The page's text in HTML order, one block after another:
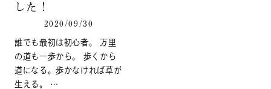
した！
2020/09/30
誰でも最初は初心者。 万里
の道も一歩から。 歩くから
道になる。歩かなければ草が
生える。 …